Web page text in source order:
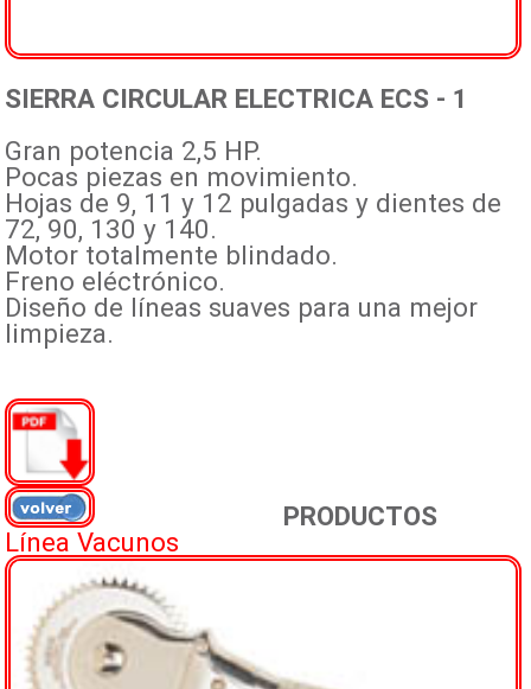
SIERRA CIRCULAR ELECTRICA ECS - 1
Gran potencia 2,5 HP.
Pocas piezas en movimiento.
Hojas de 9, 11 y 12 pulgadas y dientes de
72, 90, 130 y 140.
Motor totalmente blindado.
Freno eléctrónico.
Diseño de líneas suaves para una mejor
limpieza.
PRODUCTOS
Línea Vacunos